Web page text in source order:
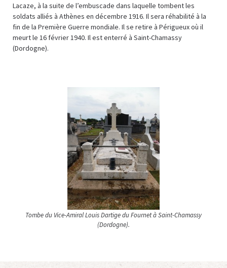
Lacaze, à la suite de l’embuscade dans laquelle tombent les
soldats alliés à Athènes en décembre 1916. Il sera réhabilité à la
fin de la Première Guerre mondiale. Il se retire à Périgueux où il
meurt le 16 février 1940. Il est enterré à Saint-Chamassy
(Dordogne).
Tombe du Vice-Amiral Louis Dartige du Fournet à Saint-Chamassy
(Dordogne).